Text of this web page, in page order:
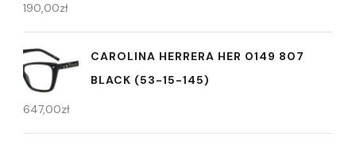
190,00zł
CAROLINA HERRERA HER 0149 807
BLACK (53-15-145)
647,00zł